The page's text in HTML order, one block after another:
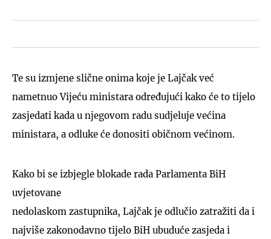
Te su izmjene slične onima koje je Lajčak već
nametnuo Vijeću ministara određujući kako će to tijelo
zasjedati kada u njegovom radu sudjeluje većina
ministara, a odluke će donositi običnom većinom.
Kako bi se izbjegle blokade rada Parlamenta BiH
uvjetovane
nedolaskom zastupnika, Lajčak je odlučio zatražiti da i
najviše zakonodavno tijelo BiH ubuduće zasjeda i